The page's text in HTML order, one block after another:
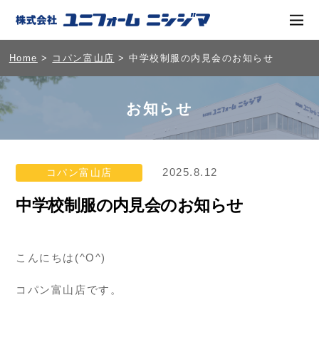
Home > コパン富山店 > 中学校制服の内見会のお知らせ
お知らせ
コパン富山店 2025.8.12
中学校制服の内見会のお知らせ
こんにちは(^O^)
コパン富山店です。